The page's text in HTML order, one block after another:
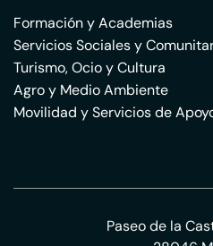
Formación y Academias
Servicios Sociales y
Turismo, Ocio y Cultura
Agro y Medio Ambiente
Movilidad y Servicios de
Paseo de la